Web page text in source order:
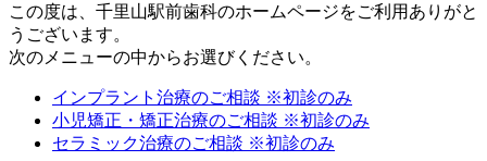
この度は、千里山駅前歯科のホームページをご利用ありがと
うございます。
次のメニューの中からお選びください。
インプラント治療のご相談 ※初診のみ
小児矯正・矯正治療のご相談 ※初診のみ
セラミック治療のご相談 ※初診のみ